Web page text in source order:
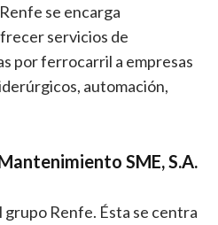
se encarga
servicios de
por ferrocarril a empresas
automación,
SME, S.A.
grupo Renfe. Ésta se centra